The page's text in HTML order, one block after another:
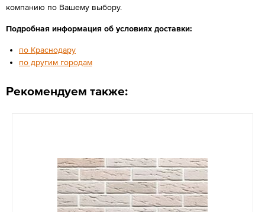
компанию по Вашему выбору.
Подробная информация об условиях доставки:
по Краснодару
по другим городам
Рекомендуем также: